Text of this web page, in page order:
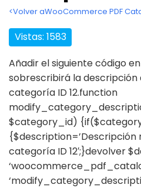
<Volver aWooCommerce PDF
Vistas: 1583
Añadir el siguiente código
sobrescribirá la
categoría ID 12.function
$category_id)
categoría ID 12′;}devolver